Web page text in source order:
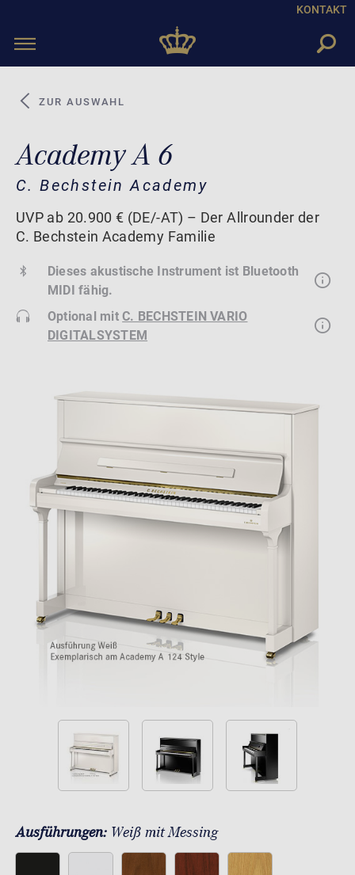
KONTAKT
Toggle
ZUR AUSWAHL
Academy A 6
C. Bechstein Academy
UVP ab 20.900 € (DE/-AT) – Der Allrounder der
C. Bechstein Academy Familie
Dieses akustische Instrument ist Bluetooth
MIDI fähig.
Optional mitC. BECHSTEIN VARIO
DIGITALSYSTEM
Ausführungen: Weiß mit Messing